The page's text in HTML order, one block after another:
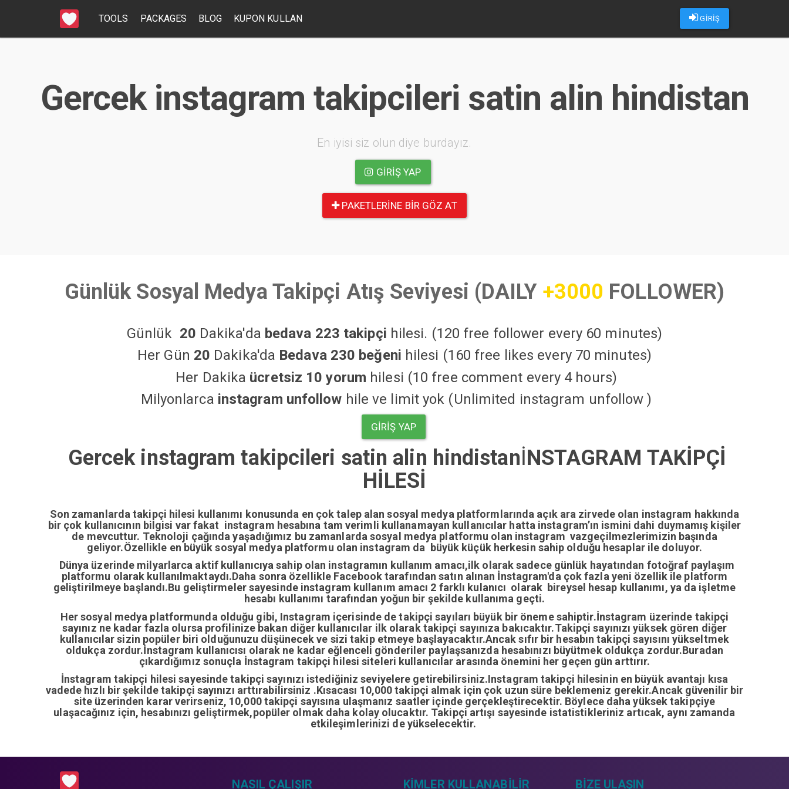
GİRİŞ
TOOLS PACKAGES BLOG KUPON KULLAN
Gercek instagram takipcileri satin alin hindistan
En iyisi siz olun diye burdayız.
GIRIŞ YAP
PAKETLERINE BIR GÖZ AT
Günlük Sosyal Medya Takipçi Atış Seviyesi (DAILY +3000 FOLLOWER)
Günlük 20 Dakika'da bedava 223 takipçi hilesi. (120 free follower every 60 minutes)
Her Gün 20 Dakika'da Bedava 230 beğeni hilesi (160 free likes every 70 minutes)
Her Dakika ücretsiz 10 yorum hilesi (10 free comment every 4 hours)
Milyonlarca instagram unfollow hile ve limit yok (Unlimited instagram unfollow )
GIRIŞ YAP
Gercek instagram takipcileri satin alin hindistanİNSTAGRAM TAKİPÇİ
HİLESİ
Son zamanlarda takipçi hilesi kullanımı konusunda en çok talep alan sosyal medya platformlarında açık ara zirvede olan instagram hakkında
bir çok kullanıcının bilgisi var fakat instagram hesabına tam verimli kullanamayan kullanıcılar hatta instagram’ın ismini dahi duymamış kişiler
de mevcuttur. Teknoloji çağında yaşadığımız bu zamanlarda sosyal medya platformu olan instagram vazgeçilmezlerimizin başında
geliyor.Özellikle en büyük sosyal medya platformu olan instagram da büyük küçük herkesin sahip olduğu hesaplar ile doluyor.
Dünya üzerinde milyarlarca aktif kullanıcıya sahip olan instagramın kullanım amacı,ilk olarak sadece günlük hayatından fotoğraf paylaşım
platformu olarak kullanılmaktaydı.Daha sonra özellikle Facebook tarafından satın alınan İnstagram'da çok fazla yeni özellik ile platform
geliştirilmeye başlandı.Bu geliştirmeler sayesinde instagram kullanım amacı 2 farklı kulanıcı olarak bireysel hesap kullanımı, ya da işletme
hesabı kullanımı tarafından yoğun bir şekilde kullanıma geçti.
Her sosyal medya platformunda olduğu gibi, Instagram içerisinde de takipçi sayıları büyük bir öneme sahiptir.İnstagram üzerinde takipçi
sayınız ne kadar fazla olursa profilinize bakan diğer kullanıcılar ilk olarak takipçi sayınıza bakıcaktır.Takipçi sayınızı yüksek gören diğer
kullanıcılar sizin popüler biri olduğunuzu düşünecek ve sizi takip etmeye başlayacaktır.Ancak sıfır bir hesabın takipçi sayısını yükseltmek
oldukça zordur.İnstagram kullanıcısı olarak ne kadar eğlenceli gönderiler paylaşsanızda hesabınızı büyütmek oldukça zordur.Buradan
çıkardığımız sonuçla İnstagram takipçi hilesi siteleri kullanıcılar arasında önemini her geçen gün arttırır.
İnstagram takipçi hilesi sayesinde takipçi sayınızı istediğiniz seviyelere getirebilirsiniz.Instagram takipçi hilesinin en büyük avantajı kısa
vadede hızlı bir şekilde takipçi sayınızı arttırabilirsiniz .Kısacası 10,000 takipçi almak için çok uzun süre beklemeniz gerekir.Ancak güvenilir bir
site üzerinden karar verirseniz, 10,000 takipçi sayısına ulaşmanız saatler içinde gerçekleştirecektir. Böylece daha yüksek takipçiye
ulaşacağınız için, hesabınızı geliştirmek,popüler olmak daha kolay olucaktır. Takipçi artışı sayesinde istatistikleriniz artıcak, aynı zamanda
etkileşimlerinizi de yükselecektir.
NASIL ÇALIŞIR KIMLER KULLANABILIR BIZE ULAŞIN